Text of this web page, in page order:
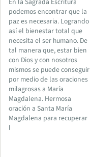
podemos encontrar que la
paz es necesaria. Logrando
así el bienestar total que
necesita el ser humano. De
tal manera que, estar bien
con Dios y con nosotros
mismos se puede conseguir
por medio de las oraciones
milagrosas a María
Magdalena. Hermosa
oración a Santa María
Magdalena para recuperar
l